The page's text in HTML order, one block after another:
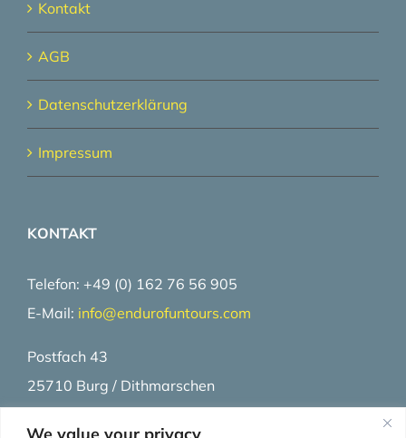
We value your privacy
Kontakt
AGB
Datenschutzerklärung
Impressum
KONTAKT
Telefon: +49 (0) 162 76 56 905
E-Mail: info@endurofuntours.com
Postfach 43
25710 Burg / Dithmarschen